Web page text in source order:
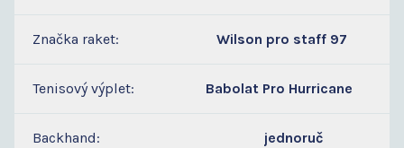
Značka raket: Wilson pro staff 97
Tenisový výplet: Babolat Pro Hurricane
Backhand: jednoruč